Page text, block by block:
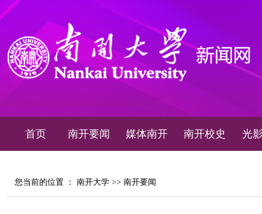
首页 南开要闻 媒体南开 南开校史 光
您当前的位置 ： 南开大学 >> 南开要闻